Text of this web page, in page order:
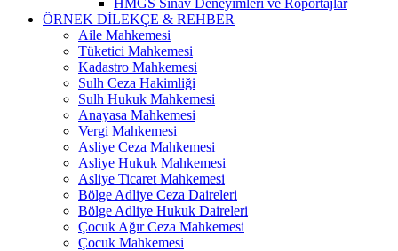
HMGS Sınav Deneyimleri ve Röportajlar
ÖRNEK DILEKÇE & REHBER
Aile Mahkemesi
Tüketici Mahkemesi
Kadastro Mahkemesi
Sulh Ceza Hakimliği
Sulh Hukuk Mahkemesi
Anayasa Mahkemesi
Vergi Mahkemesi
Asliye Ceza Mahkemesi
Asliye Hukuk Mahkemesi
Asliye Ticaret Mahkemesi
Bölge Adliye Ceza Daireleri
Bölge Adliye Hukuk Daireleri
Çocuk Ağır Ceza Mahkemesi
Çocuk Mahkemesi